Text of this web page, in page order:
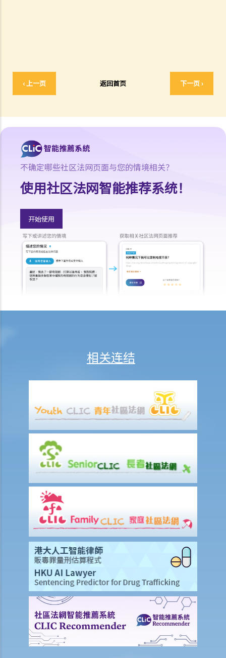
‹ 上一页 返回首页 下一页 ›
8. 如果我打算在区域法院或高等法院向某人提出诉讼，我应以传讯令状
(writ of summons)还是以原诉传票(originating summons)展开法律程
11. 我能否针对某人展开民事诉讼：(a) 即使该人没有永久地址？(b) 即使
该人通常居于香港以外地区？(c) 即使该人失踨？(d) 即使该人名字不
12. 甚么是状书？ 原告人和被告人在状书的阶段需要送达哪些文件？
14. 如果原告人由于预期被告人提议和解会作出还价而夸大其申索金
额，会有甚么后果？
15. 我应该在甚么时候提交有关证据？ 我应该将其有关证据附上于申索
陈述书或原诉传票上吗？
如何就民事诉讼作出抗辩
6. 如被告人提交抗辩书（和反申索书），情况会怎样？
如何就民事案件的审讯作准备
1. 甚么是文件透露？
2. 甚么是交换证人陈述书？
3. 有甚么关于专家证人的事项需要注意？我应否传召他们为我作证？
4. 于审讯前，法庭如何就案件的管理给予指示？
5. 关于民事诉讼之进行过程，有甚么其他一般事项我应注意？
A. 根据第 13A号命令缩短法律诉讼的程序 – 简介和目标
1. 适用范围
2. 作出承认
3. 作出承认的后续程序
B. 「附带条款和解提议」及「附带条款付款」
C. 庭外和解
1. 作为经算定的金钱申索申索的被告人，如果我承认原告人之部分申
索，（1）在状书期阶段以表格16承认部分申索（根据第13A号命令）和
不确定哪些社区法网页面与您的情境相关？
使用社区法网智能推荐系统！
开始使用
相关连结